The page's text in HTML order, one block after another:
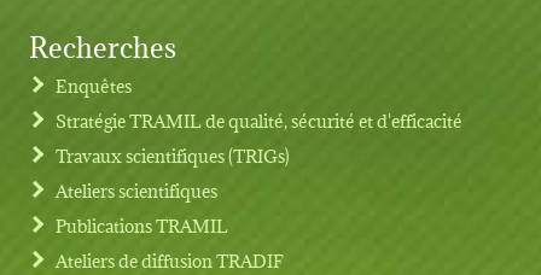
Footer menu
Recherches
Enquêtes
Stratégie TRAMIL de qualité, sécurité et d'efficacité
Travaux scientifiques (TRIGs)
Ateliers scientifiques
Publications TRAMIL
Ateliers de diffusion TRADIF